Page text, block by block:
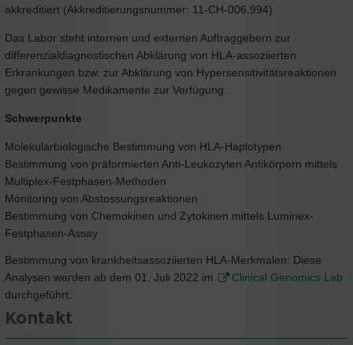
akkreditiert (Akkreditierungsnummer: 11-CH-006.994).
Das Labor steht internen und externen Auftraggebern zur
differenzialdiagnostischen Abklärung von HLA-assoziierten
Erkrankungen bzw. zur Abklärung von Hypersensitivitätsreaktionen
gegen gewisse Medikamente zur Verfügung.
Schwerpunkte
Molekularbiologische Bestimmung von HLA-Haplotypen
Bestimmung von präformierten Anti-Leukozyten Antikörpern mittels
Multiplex-Festphasen-Methoden
Monitoring von Abstossungsreaktionen
Bestimmung von Chemokinen und Zytokinen mittels Luminex-
Festphasen-Assay
Bestimmung von krankheitsassoziierten HLA-Merkmalen: Diese
Analysen werden ab dem 01. Juli 2022 im
Clinical Genomics Lab
durchgeführt.
Kontakt